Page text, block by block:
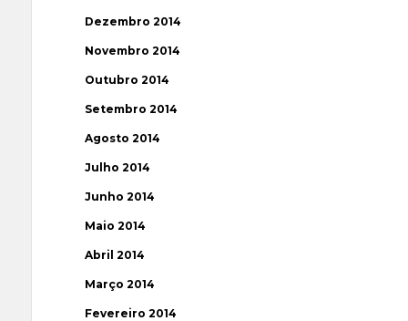
Dezembro 2014
Novembro 2014
Outubro 2014
Setembro 2014
Agosto 2014
Julho 2014
Junho 2014
Maio 2014
Abril 2014
Março 2014
Fevereiro 2014